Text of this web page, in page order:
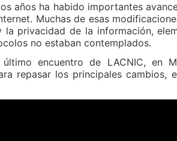
años ha habido importantes
Muchas de esas
la privacidad de la información,
no estaban contemplados.
encuentro de LACNIC, en
repasar los principales cambios,